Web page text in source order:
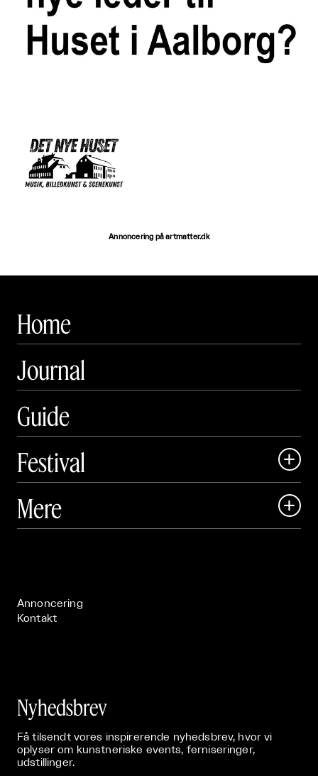
Annoncering på artmatter.dk
Home
Journal
Guide
Festival

 Art Matter Festival
Mere 
Annoncering
Kontakt
Nyhedsbrev
Få tilsendt vores inspirerende nyhedsbrev, hvor vi
oplyser om kunstneriske events, ferniseringer,
udstillinger.